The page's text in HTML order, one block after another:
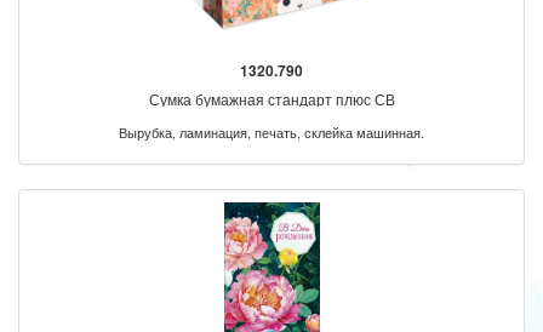
1320.790
Сумка бумажная стандарт плюс СВ
Вырубка, ламинация, печать, склейка машинная.